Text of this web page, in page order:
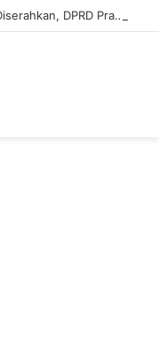
KUA PPAS APBD Perubahan 2026 Diserahkan, DPRD Prabumulih Segera Bahas